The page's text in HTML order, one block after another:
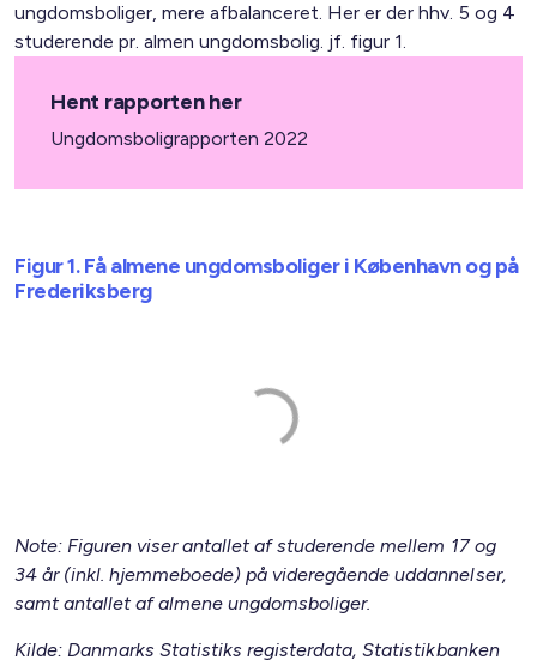
Hent rapporten her
Ungdomsboligrapporten 2022
ungdomsboliger, mere afbalanceret. Her er der hhv. 5 og 4
studerende pr. almen ungdomsbolig. jf. figur 1.
Figur 1. Få almene ungdomsboliger i København og på
Frederiksberg
Note: Figuren viser antallet af studerende mellem 17 og
34 år (inkl. hjemmeboede) på videregående uddannelser,
samt antallet af almene ungdomsboliger.
Kilde: Danmarks Statistiks registerdata, Statistikbanken